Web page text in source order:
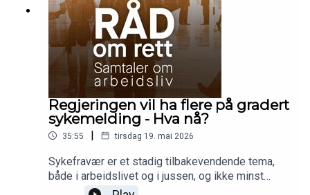
Regjeringen vil ha flere på gradert
sykemelding - Hva nå?
35:55 | tirsdag 19. mai 2026
Sykefravær er et stadig tilbakevendende tema,
både i arbeidslivet og i jussen, og ikke minst
dette med gradert, delvis sykemelding kontra